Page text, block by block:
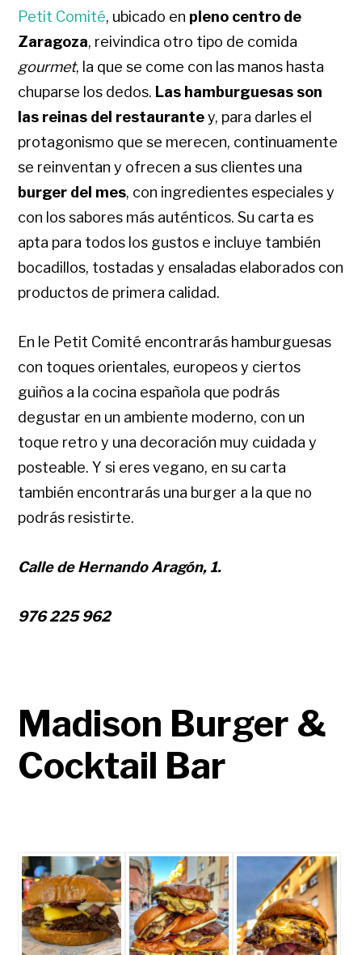
Petit Comité, ubicado en pleno centro de
Zaragoza, reivindica otro tipo de comida
gourmet, la que se come con las manos hasta
chuparse los dedos. Las hamburguesas son
las reinas del restaurantey, para darles el
protagonismo que se merecen, continuamente
se reinventan y ofrecen a sus clientes una
burger del mes, con ingredientes especiales y
con los sabores más auténticos. Su carta es
apta para todos los gustos e incluye también
bocadillos, tostadas y ensaladas elaborados con
productos de primera calidad.
En le Petit Comité encontrarás hamburguesas
con toques orientales, europeos y ciertos
guiños a la cocina española que podrás
degustar en un ambiente moderno, con un
toque retro y una decoración muy cuidada y
posteable.Y si eres vegano, en su carta
también encontrarás una burger a la que no
podrás resistirte.
Calle de Hernando Aragón, 1.
976 225 962
Madison Burger &
Cocktail Bar